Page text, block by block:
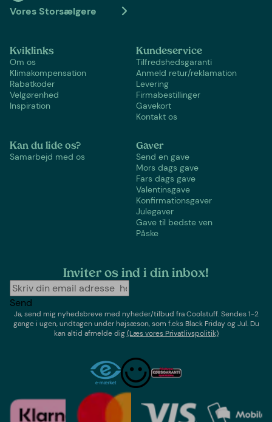
Vores Storsælgere
Kviklinks
Om os
Klimakompensation
Rabatkoder
Velgørenhed
Inspiration
Kundeservice
Tilfredshedsgaranti
Anmeld retur/reklamation
Levering
Firmabestillinger
Gavekort
Kontakt os
Kan du lide os?
Samarbejd med os
Gaver
Send en gave
Mors dags gave
Fars dags gave
Valentinsgave
Konfirmationsgaver
Julegaver
Gave til bedste ven
Påske
Inviter os ind i din inbox!
Send
Ja, send mig nyhedsbreve med nyheder/tilbud fraCoolstuff. Sendes 1-2
gange i ugen,undtagen under højsæson, som f.eks Black Friday og Jul. Du
kan altid afmelde dig(Læs vores Privatlivspolitik)